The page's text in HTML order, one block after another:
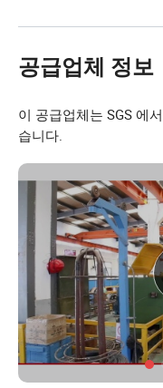
공급업체 정보
이 공급업체는 SGS 에
습니다.